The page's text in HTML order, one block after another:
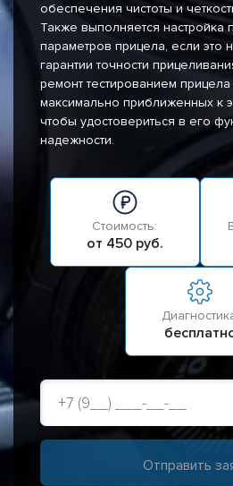
обеспечения чистоты и
Также выполняется настройка
параметров прицела, если это
гарантии точности
ремонт тестированием прицела
максимально приближенных к
чтобы удостовериться в его
надежности.
Стоимость:
от 450 руб.